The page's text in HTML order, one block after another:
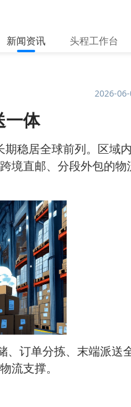
新闻资讯 头程工作台
2026-
一体
稳居全球前列。区域
境直邮、分段外包的物
订单分拣、末端派送
流支撑。